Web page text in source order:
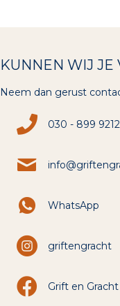
KUNNEN WIJ JE
Neem dan gerust
030 - 899 9212
WhatsApp
griftengracht
Grift en